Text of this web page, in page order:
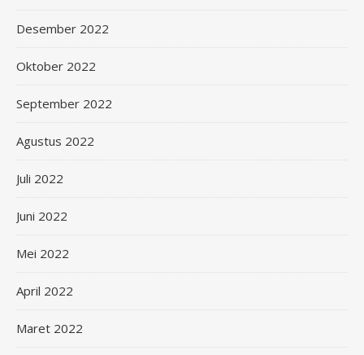
Desember 2022
Oktober 2022
September 2022
Agustus 2022
Juli 2022
Juni 2022
Mei 2022
April 2022
Maret 2022